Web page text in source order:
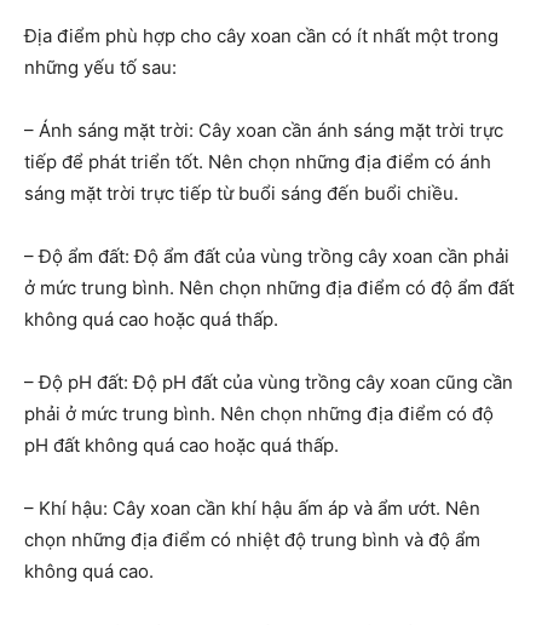
Địa điểm phù hợp cho cây xoan cần có ít nhất một trong
những yếu tố sau:
– Ánh sáng mặt trời: Cây xoan cần ánh sáng mặt trời trực
tiếp để phát triển tốt. Nên chọn những địa điểm có ánh
sáng mặt trời trực tiếp từ buổi sáng đến buổi chiều.
– Độ ẩm đất: Độ ẩm đất của vùng trồng cây xoan cần phải
ở mức trung bình. Nên chọn những địa điểm có độ ẩm đất
không quá cao hoặc quá thấp.
– Độ pH đất: Độ pH đất của vùng trồng cây xoan cũng cần
phải ở mức trung bình. Nên chọn những địa điểm có độ
pH đất không quá cao hoặc quá thấp.
– Khí hậu: Cây xoan cần khí hậu ấm áp và ẩm ướt. Nên
chọn những địa điểm có nhiệt độ trung bình và độ ẩm
không quá cao.